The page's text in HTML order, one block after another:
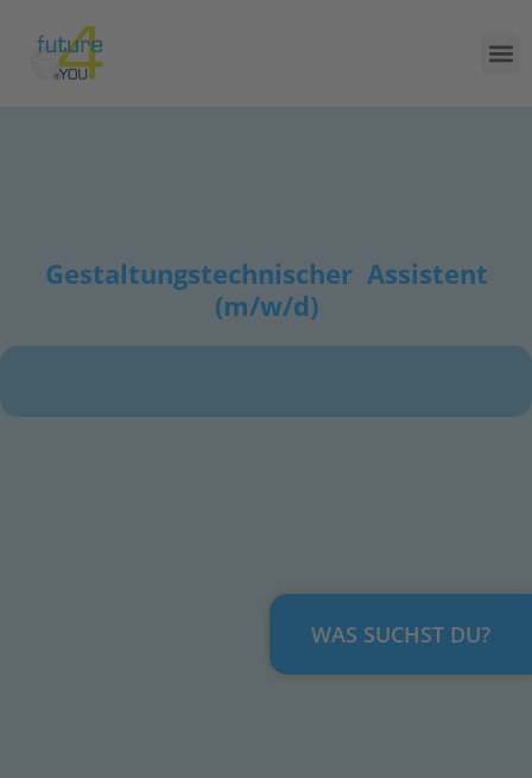
Gestaltungstechnischer Assistent
(m/w/d)
WAS SUCHST DU?